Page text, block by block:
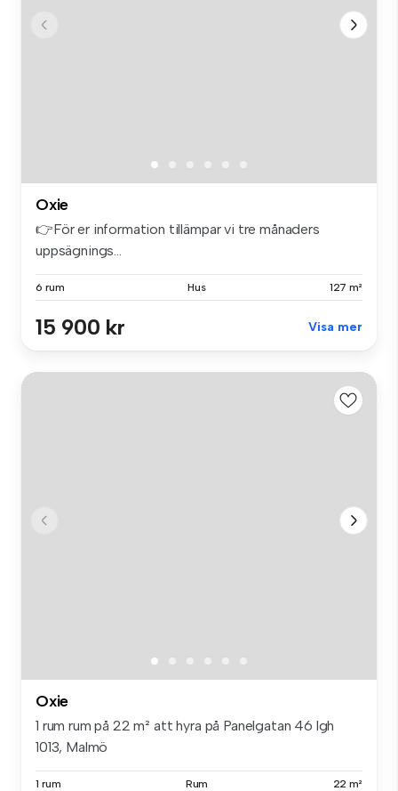
Oxie
👉För er information tillämpar vi tre månaders
uppsägnings...
6 rum Hus 127 m²
15 900 kr Visa mer
Oxie
1 rum rum på 22 m² att hyra på Panelgatan 46 lgh
1013, Malmö
1 rum Rum 22 m²